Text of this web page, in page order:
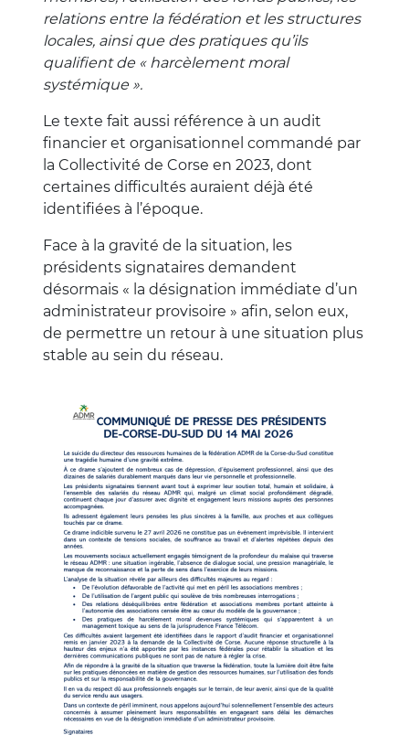
relations entre la fédération et les structures
locales, ainsi que des pratiques qu’ils
qualifient de « harcèlement moral
systémique ».
Le texte fait aussi référence à un audit
financier et organisationnel commandé par
la Collectivité de Corse en 2023, dont
certaines difficultés auraient déjà été
identifiées à l’époque.
Face à la gravité de la situation, les
présidents signataires demandent
désormais « la désignation immédiate d’un
administrateur provisoire » afin, selon eux,
de permettre un retour à une situation plus
stable au sein du réseau.